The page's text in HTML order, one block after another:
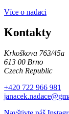
Více o nadaci
Kontakty
Krkoškova 763/45a
613 00 Brno
Czech Republic
+420 722 966 981